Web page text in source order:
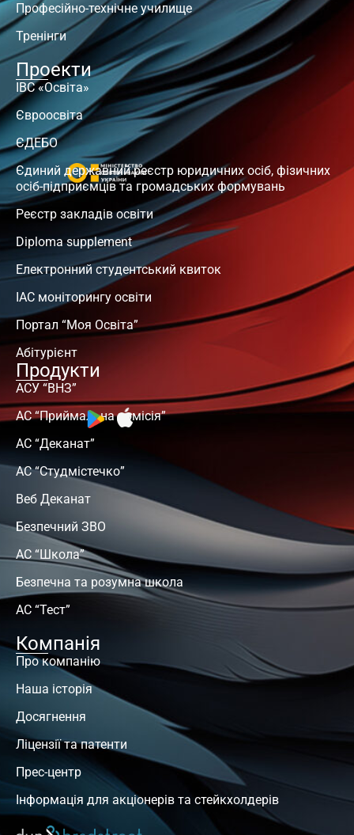
Професійно-технічне училище
Тренінги
Проекти
ІВС «Освіта»
Євроосвіта
ЄДЕБО
Єдиний державний реєстр юридичних осіб, фізичних
осіб-підприємців та громадських формувань
Реєстр закладів освіти
Diploma supplement
Електронний студентський квиток
ІАС моніторингу освіти
Портал “Моя Освіта”
Абітурієнт
Продукти
АСУ “ВНЗ”
АС “Приймальна комісія”
АС “Деканат”
АС “Студмістечко”
Веб Деканат
Безпечний ЗВО
АС “Школа”
Безпечна та розумна школа
АС “Тест”
Компанія
Про компанію
Наша історія
Досягнення
Ліцензії та патенти
Прес-центр
Інформація для акціонерів та стейкхолдерів